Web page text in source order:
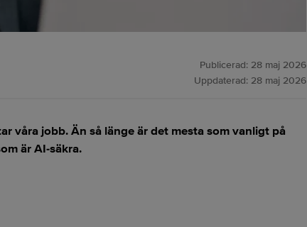
Publicerad: 28 maj 2026
Uppdaterad: 28 maj 2026
våra jobb. Än så länge är det mesta som vanligt på
är AI-säkra.